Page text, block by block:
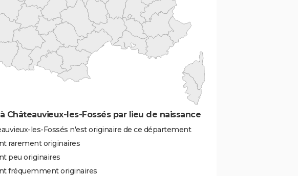
Châteauvieux-les-Fossés par lieu de naissance
les-Fossés n'est originaire de ce département
rarement originaires
peu originaires
fréquemment originaires